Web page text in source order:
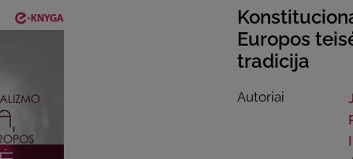
Europos
tradicija
Autoriai